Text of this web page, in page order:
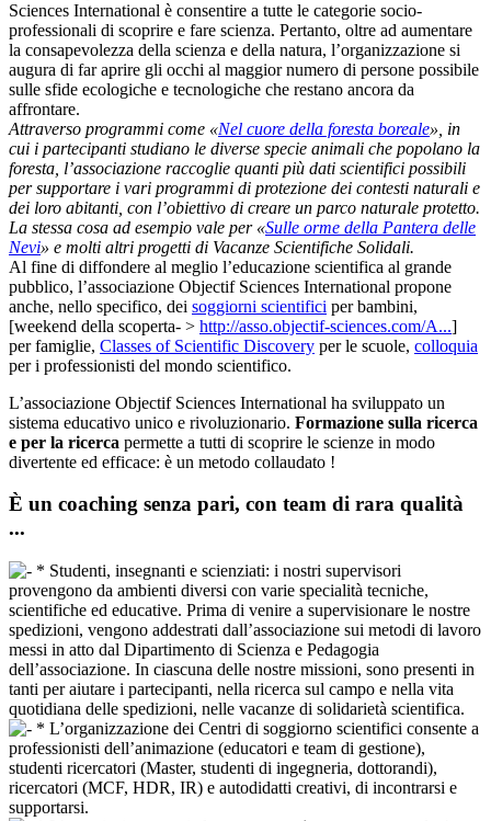
Sciences International è consentire a tutte le categorie socio-
professionali di scoprire e fare scienza. Pertanto, oltre ad aumentare
la consapevolezza della scienza e della natura, l’organizzazione si
augura di far aprire gli occhi al maggior numero di persone possibile
sulle sfide ecologiche e tecnologiche che restano ancora da
affrontare.
Attraverso programmi come «Nel cuore della foresta boreale», in
cui i partecipanti studiano le diverse specie animali che popolano la
foresta, l’associazione raccoglie quanti più dati scientifici possibili
per supportare i vari programmi di protezione dei contesti naturali e
dei loro abitanti, con l’obiettivo di creare un parco naturale protetto.
La stessa cosa ad esempio vale per «Sulle orme della Pantera delle
Nevi» e molti altri progetti di Vacanze Scientifiche Solidali.
Al fine di diffondere al meglio l’educazione scientifica al grande
pubblico, l’associazione Objectif Sciences International propone
anche, nello specifico, dei soggiorni scientifici per bambini,
[weekend della scoperta- > http://asso.objectif-sciences.com/A...]
per famiglie, Classes of Scientific Discovery per le scuole, colloquia
per i professionisti del mondo scientifico.
L’associazione Objectif Sciences International ha sviluppato un
sistema educativo unico e rivoluzionario. Formazione sulla ricerca
e per la ricerca permette a tutti di scoprire le scienze in modo
divertente ed efficace: è un metodo collaudato !
È un coaching senza pari, con team di rara qualità
...
* Studenti, insegnanti e scienziati: i nostri supervisori
provengono da ambienti diversi con varie specialità tecniche,
scientifiche ed educative. Prima di venire a supervisionare le nostre
spedizioni, vengono addestrati dall’associazione sui metodi di lavoro
messi in atto dal Dipartimento di Scienza e Pedagogia
dell’associazione. In ciascuna delle nostre missioni, sono presenti in
tanti per aiutare i partecipanti, nella ricerca sul campo e nella vita
quotidiana delle spedizioni, nelle vacanze di solidarietà scientifica.
* L’organizzazione dei Centri di soggiorno scientifici consente a
professionisti dell’animazione (educatori e team di gestione),
studenti ricercatori (Master, studenti di ingegneria, dottorandi),
ricercatori (MCF, HDR, IR) e autodidatti creativi, di incontrarsi e
supportarsi.